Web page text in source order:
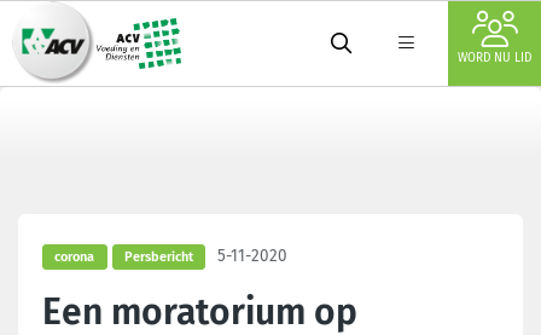
WORD NU LID
corona Persbericht 5-11-2020
Een moratorium op